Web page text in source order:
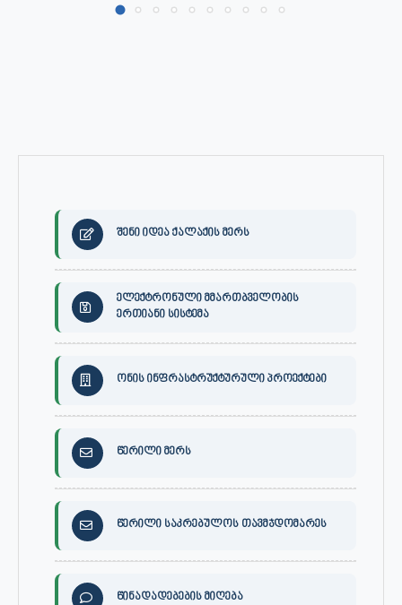
შენი იდეა ქალაქის მერს
ელექტრონული მმართბველობის
ერთიანი სისტემა
ონის ინფრასტრუქტურული პროექტები
წერილი მერს
წერილი საკრებულოს თავმჯდომარეს
წინადადებების მიღება